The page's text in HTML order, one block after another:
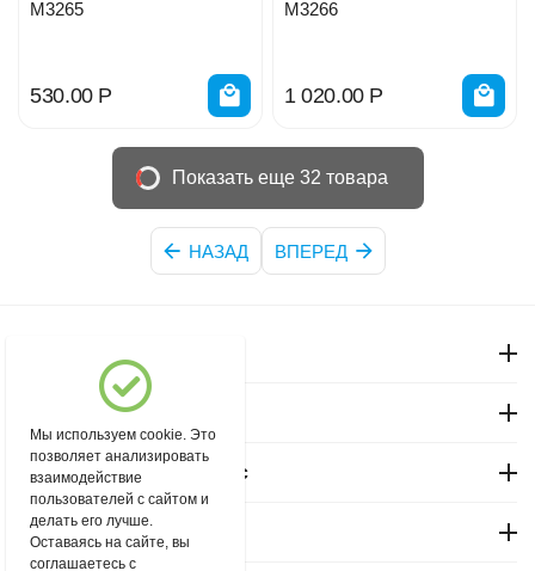
М3265
530.00 Р
М3266
1 020.00 Р
Показать еще 32 товара
НАЗАД ВПЕРЕД
Магазин "Северный"
Покупательский сервис
Контакты
Мы используем cookie. Это
позволяет анализировать
взаимодействие
пользователей с сайтом и
делать его лучше.
Оставаясь на сайте, вы
соглашаетесь с